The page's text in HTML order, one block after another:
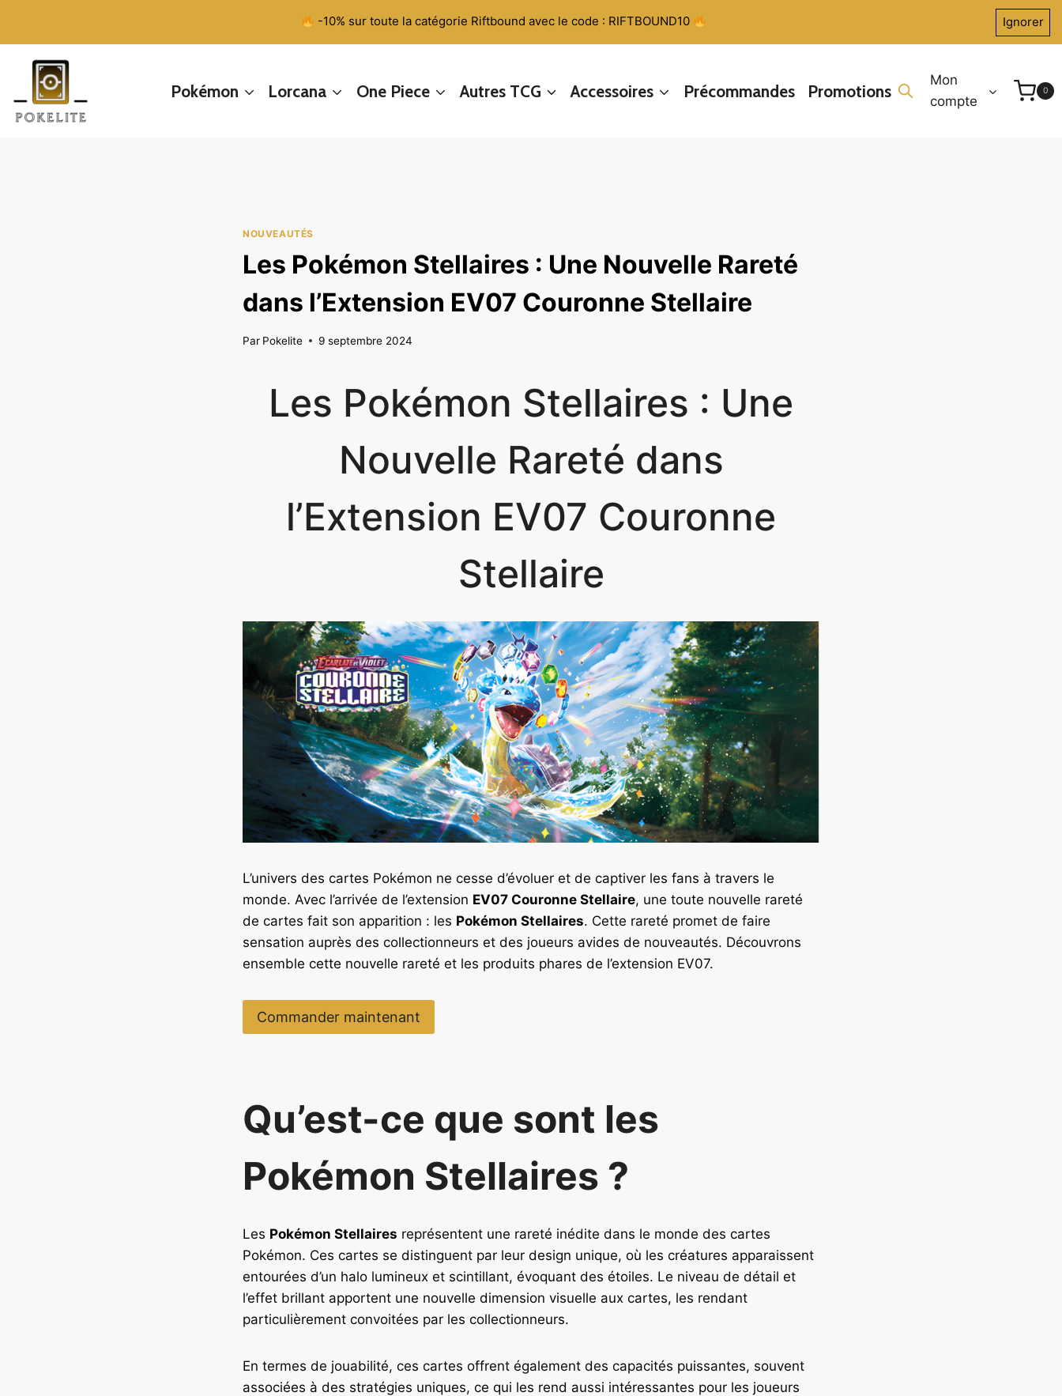
-10% sur toute la catégorie Riftbound avec le code : RIFTBOUND10 Ignorer
Pokémon Lorcana One Piece Autres TCG Accessoires Précommandes Promotions
Mon
compte
0
NOUVEAUTÉS
Les Pokémon Stellaires : Une Nouvelle Rareté
dans l’Extension EV07 Couronne Stellaire
Par Pokelite 9 septembre 2024
Les Pokémon Stellaires : Une
Nouvelle Rareté dans
l’Extension EV07 Couronne
Stellaire
L’univers des cartes Pokémon ne cesse d’évoluer et de captiver les fans à travers le
monde. Avec l’arrivée de l’extension EV07 Couronne Stellaire, une toute nouvelle rareté
de cartes fait son apparition : les Pokémon Stellaires. Cette rareté promet de faire
sensation auprès des collectionneurs et des joueurs avides de nouveautés. Découvrons
ensemble cette nouvelle rareté et les produits phares de l’extension EV07.
Commander maintenant
Qu’est-ce que sont les
Pokémon Stellaires ?
Les Pokémon Stellaires représentent une rareté inédite dans le monde des cartes
Pokémon. Ces cartes se distinguent par leur design unique, où les créatures apparaissent
entourées d’un halo lumineux et scintillant, évoquant des étoiles. Le niveau de détail et
l’effet brillant apportent une nouvelle dimension visuelle aux cartes, les rendant
particulièrement convoitées par les collectionneurs.
En termes de jouabilité, ces cartes offrent également des capacités puissantes, souvent
associées à des stratégies uniques, ce qui les rend aussi intéressantes pour les joueurs